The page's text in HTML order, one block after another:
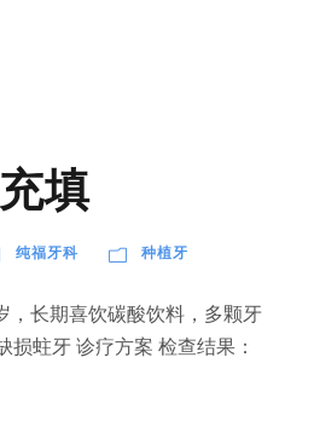
填
纯福牙科 种植牙
，长期喜饮碳酸饮料，多颗牙
损蛀牙 诊疗方案 检查结果：